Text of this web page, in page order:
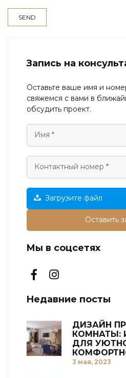
Запись на
Оставьте ваше имя и
свяжемся с вами в
обсудить проект.
Загрузите файл
Оставить
Мы в соцсетях
Недавние посты
ДИЗАЙН
КОМНАТЫ:
ДЛЯ
3 мая, 2023